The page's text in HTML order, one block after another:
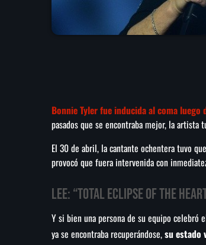
Bonnie Tyler fue inducida al coma
pasados que se encontraba mejor, la artista
El 30 de abril, la cantante ochentera tuvo
provocó que fuera intervenida con
LEE: “Total Eclipse of the
Y si bien una persona de su equipo
ya se encontraba recuperándose,su estado